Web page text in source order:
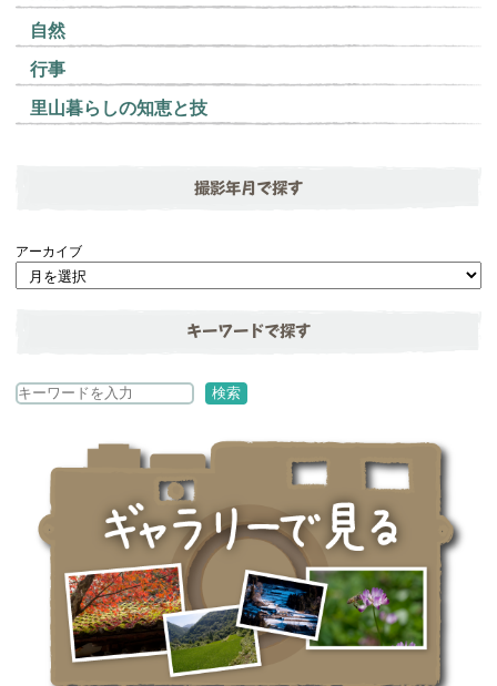
自然
行事
里山暮らしの知恵と技
撮影年月で探す
アーカイブ
キーワードで探す
検
検索